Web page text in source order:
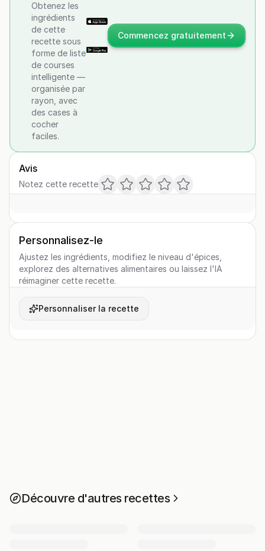
Obtenez les
ingrédients
de cette
recette sous
forme de liste
de courses
intelligente —
organisée par
rayon, avec
des cases à
cocher
faciles.
Commencez gratuitement
Avis
Notez cette recette
Personnalisez-le
Ajustez les ingrédients, modifiez le niveau d'épices,
explorez des alternatives alimentaires ou laissez l'IA
réimaginer cette recette.
Personnaliser la recette
Découvre d'autres recettes